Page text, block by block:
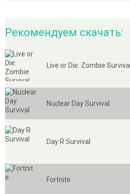
Рекомендуем скачать:
Live or Die: Zombie Survival
Nuclear Day Survival
Day R Survival
Fortnite